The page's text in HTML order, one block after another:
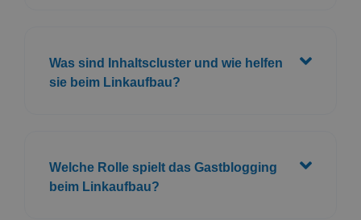
Was sind Inhaltscluster und wie helfen
sie beim Linkaufbau?
Welche Rolle spielt das Gastblogging
beim Linkaufbau?